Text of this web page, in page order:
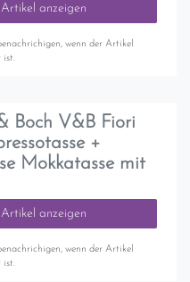
Artikel anzeigen
wenn der Artikel
ist.
Boch V&B Fiori
+
Mokkatasse mit
Artikel anzeigen
wenn der Artikel
ist.